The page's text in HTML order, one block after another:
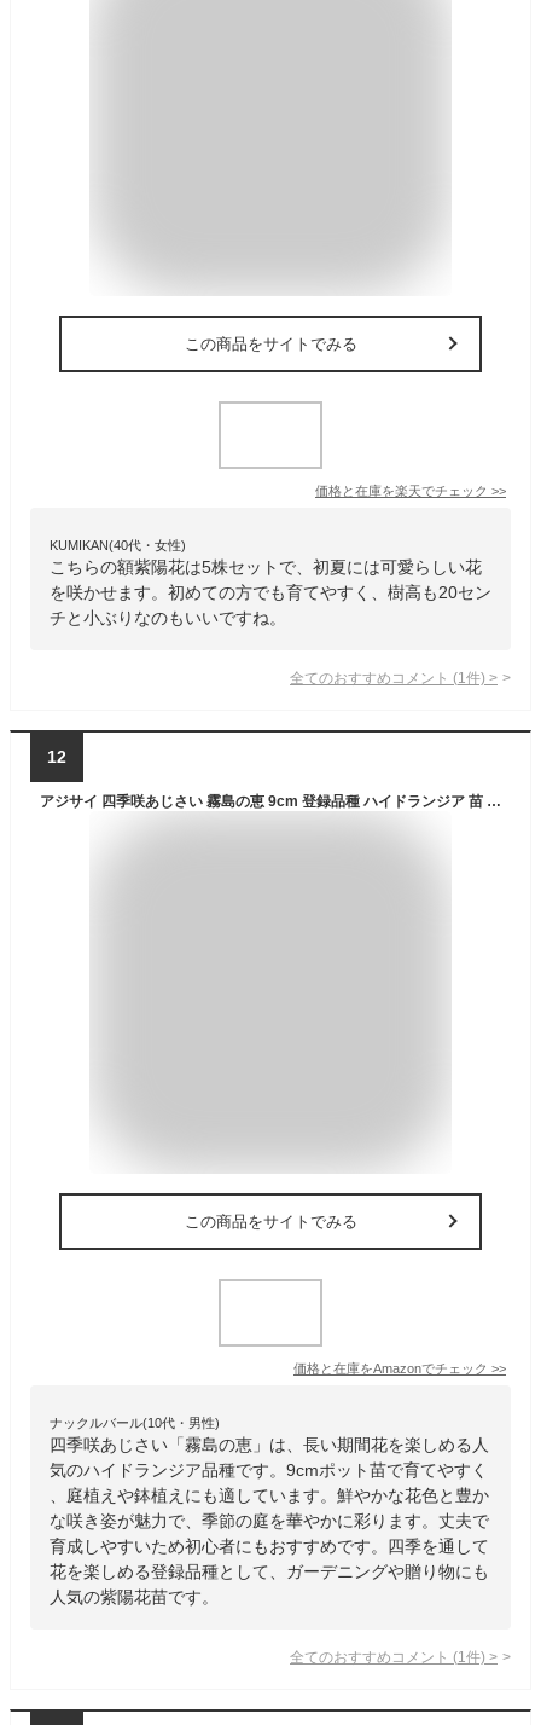
この商品をサイトでみる
価格と在庫を楽天でチェック >>
KUMIKAN(40代・女性)
こちらの額紫陽花は5株セットで、初夏には可愛らしい花
を咲かせます。初めての方でも育てやすく、樹高も20セン
チと小ぶりなのもいいですね。
全てのおすすめコメント (1 件) >
12
アジサイ 四季咲あじさい 霧島の恵 9cm 登録品種 ハイドランジア 苗 花苗 苗木 あじさい 紫陽花
この商品をサイトでみる
価格と在庫をAmazonでチェック >>
ナックルバール(10代・男性)
四季咲あじさい「霧島の恵」は、長い期間花を楽しめる人
気のハイドランジア品種です。9cmポット苗で育てやすく
、庭植えや鉢植えにも適しています。鮮やかな花色と豊か
な咲き姿が魅力で、季節の庭を華やかに彩ります。丈夫で
育成しやすいため初心者にもおすすめです。四季を通して
花を楽しめる登録品種として、ガーデニングや贈り物にも
人気の紫陽花苗です。
全てのおすすめコメント (1 件) >